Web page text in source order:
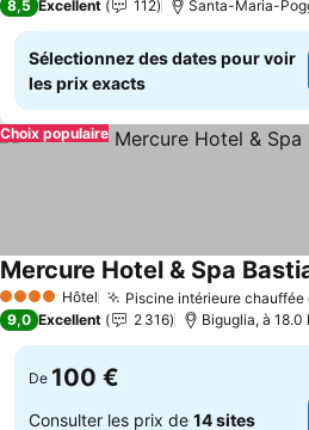
8,5 Excellent 112 Santa-Maria-
Sélectionnez des dates pour voir
les prix exacts
Choix populaire
4 Étoiles Hôtel Piscine intérieure chauffée
Mercure Hotel & Spa
9,0 Excellent 2 316 Biguglia, à
De 100 €
Consulter les prix de 14 sites